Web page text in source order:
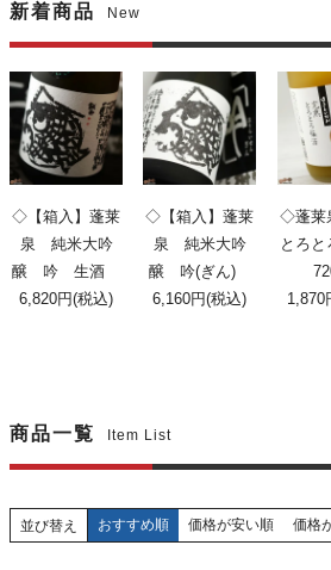
新着商品 New
◇【箱入】蓬莱
泉 純米大吟
醸 吟 生酒
6,820円(税込)
◇【箱入】蓬莱
泉 純米大吟
醸 吟(ぎん)
6,160円(税込)
◇蓬莱
とろ
1,870
商品一覧 Item List
並び替え おすすめ順 価格が安い順 価格